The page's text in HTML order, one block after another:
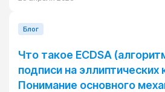
Блог
Что такое ECDSA
подписи на эллиптических
Понимание основного